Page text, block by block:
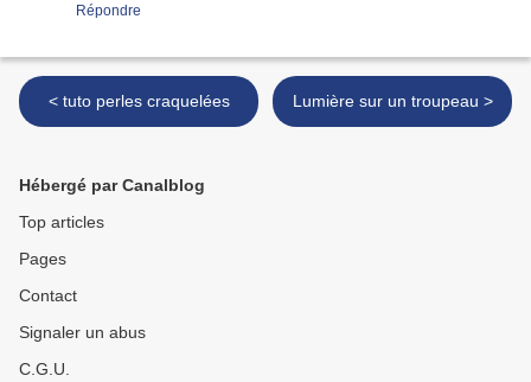
Répondre
< tuto perles craquelées Lumière sur un troupeau >
Hébergé par Canalblog
Top articles
Pages
Contact
Signaler un abus
C.G.U.